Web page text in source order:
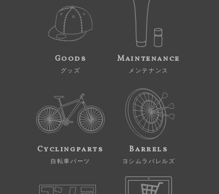
Goods
グッズ
Maintenance
メンテナンス
Cyclingparts
自転車パーツ
Barrels
ヨシムラバレルズ